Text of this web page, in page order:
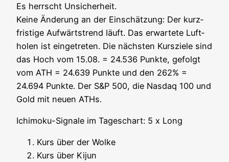
Es herrscht Unsi­cher­heit.
Kei­ne Ände­rung an der Ein­schät­zung: Der kurz­
fris­ti­ge Auf­wärts­trend läuft. Das erwar­te­te Luft­
ho­len ist ein­ge­tre­ten. Die nächs­ten Kurs­zie­le sind
das Hoch vom 15.08. = 24.536 Punk­te, gefolgt
vom ATH = 24.639 Punk­te und den 262% =
24.694 Punk­te. Der S&P 500, die Nasdaq 100 und
Gold mit neu­en ATHs.
Ichi­mo­ku-Signa­le im Tages­chart: 5 x Long
Kurs über der Wolke
Kurs über Kijun